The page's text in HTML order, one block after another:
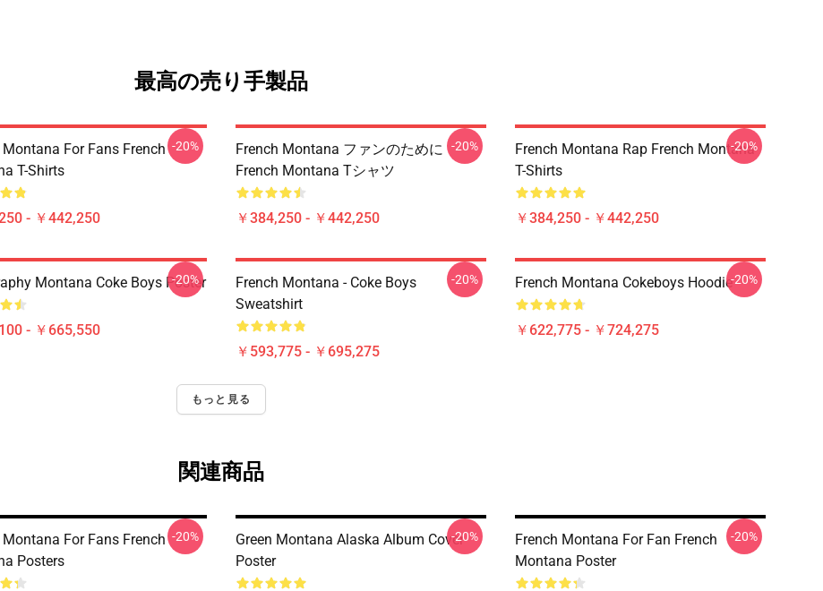
最高の売り手製品
Montana For Fans French
T-Shirts
- ￥442,250
-20%
French Montana ファンのために
French Montana Tシャツ
￥384,250 - ￥442,250
-20%
French Montana Rap French Montana
T-Shirts
￥384,250 - ￥442,250
-20%
Montana Coke Boys Poster
- ￥665,550
-20%
French Montana - Coke Boys
Sweatshirt
￥593,775 - ￥695,275
-20% French Montana Cokeboys Hoodie
￥622,775 - ￥724,275
-20%
もっと見る
関連商品
Montana For Fans French
Posters
-20%
Green Montana Alaska Album Cover
Poster
-20%
French Montana For Fan French
Montana Poster
-20%